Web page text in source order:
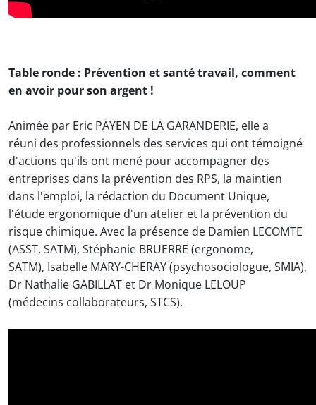
Table ronde : Prévention et santé travail, comment
en avoir pour son argent !
Animée par Eric PAYEN DE LA GARANDERIE, elle a
réuni des professionnels des services qui ont témoigné
d'actions qu'ils ont mené pour accompagner des
entreprises dans la prévention des RPS, la maintien
dans l'emploi, la rédaction du Document Unique,
l'étude ergonomique d'un atelier et la prévention du
risque chimique. Avec la présence de Damien LECOMTE
(ASST, SATM), Stéphanie BRUERRE (ergonome,
SATM), Isabelle MARY-CHERAY (psychosociologue, SMIA),
Dr Nathalie GABILLAT et Dr Monique LELOUP
(médecins collaborateurs, STCS).